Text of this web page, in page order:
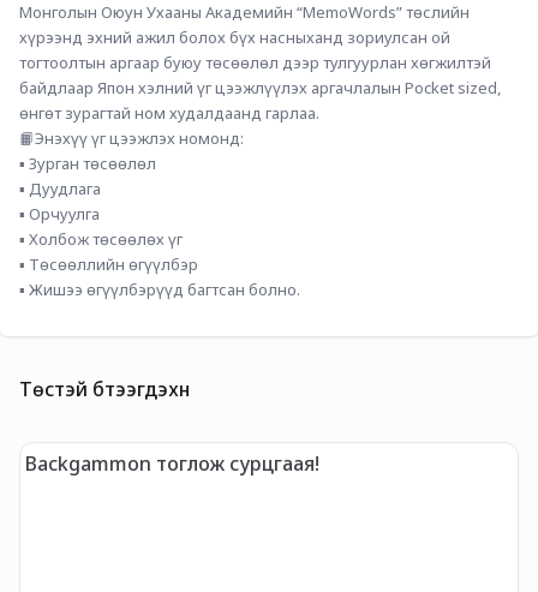
Монголын Оюун Ухааны Академийн “MemoWords” төслийн
хүрээнд эхний ажил болох бүх насныханд зориулсан ой
тогтоолтын аргаар буюу төсөөлөл дээр тулгуурлан хөгжилтэй
байдлаар Япон хэлний үг цээжлүүлэх аргачлалын Pocket sized,
өнгөт зурагтай ном худалдаанд гарлаа.
📙Энэхүү үг цээжлэх номонд:
▪️ Зурган төсөөлөл
▪️ Дуудлага
▪️ Орчуулга
▪️ Холбож төсөөлөх үг
▪️ Төсөөллийн өгүүлбэр
▪️ Жишээ өгүүлбэрүүд багтсан болно.
Төстэй бүтээгдэхүүн
Backgammon тоглож сурцгаая!